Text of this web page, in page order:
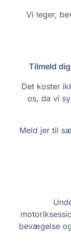
Vi leger,
Tilmeld
Det koster
os, da vi
Meld jer til
bevægelse